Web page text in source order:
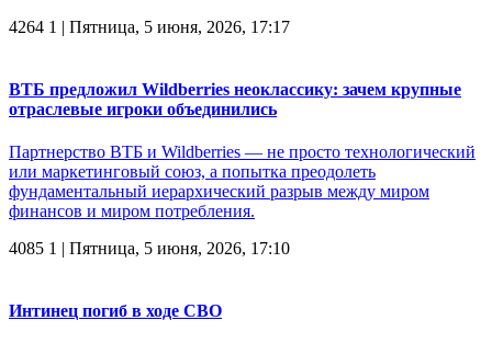
4264 1 | Пятница, 5 июня, 2026, 17:17
ВТБ предложил Wildberries неоклассику: зачем крупные
отраслевые игроки объединились
Партнерство ВТБ и Wildberries — не просто технологический
или маркетинговый союз, а попытка преодолеть
фундаментальный иерархический разрыв между миром
финансов и миром потребления.
4085 1 | Пятница, 5 июня, 2026, 17:10
Интинец погиб в ходе СВО